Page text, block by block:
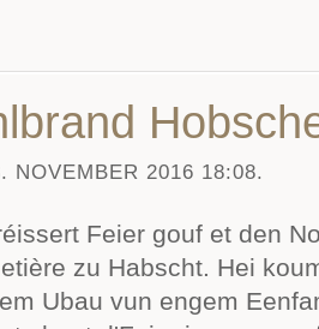
NOVEMBER 2016 18:08.
Feier gouf et den
zu Habscht. Hei
Ubau vun engem